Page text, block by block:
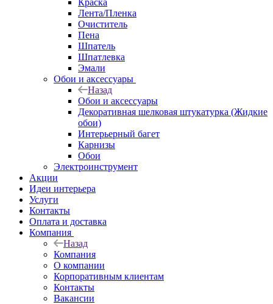
Краска
Лента/Пленка
Очиститель
Пена
Шпатель
Шпатлевка
Эмали
Обои и аксессуары
Назад
Обои и аксессуары
Декоративная шелковая штукатурка (Жидкие
обои)
Интерьерный багет
Карнизы
Обои
Электроинструмент
Акции
Идеи интерьера
Услуги
Контакты
Оплата и доставка
Компания
Назад
Компания
О компании
Корпоративным клиентам
Контакты
Вакансии